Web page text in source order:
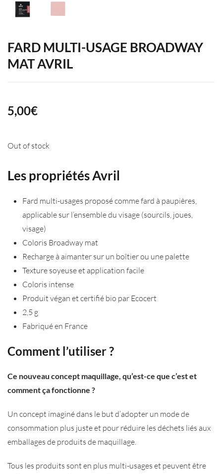
FARD MULTI-USAGE BROADWAY
MAT AVRIL
5,00€
Out of stock
Les propriétés Avril
Fard multi-usages proposé comme fard à paupières,
applicable sur l’ensemble du visage (sourcils, joues,
visage)
Coloris Broadway mat
Recharge à aimanter sur un boîtier ou une palette
Texture soyeuse et application facile
Coloris intense
Produit végan et certifié bio par Ecocert
2,5 g
Fabriqué en France
Comment l’utiliser ?
Ce nouveau concept maquillage, qu’est-ce que c’est et
comment ça fonctionne ?
Un concept imaginé dans le but d’adopter un mode de
consommation plus juste et pour réduire les déchets liés aux
emballages de produits de maquillage.
Tous les produits sont en plus multi-usages et peuvent être